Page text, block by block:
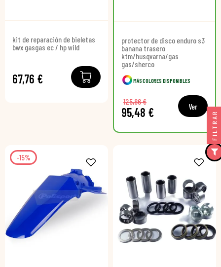
kit de reparación de bieletas
bwx gasgas ec / hp wild
67,76 €
protector de disco enduro s3
banana trasero
ktm/husqvarna/gas
gas/sherco
MÁS COLORES DISPONIBLES
95,48 €
125,86 € Ver
-15%
FILTRAR